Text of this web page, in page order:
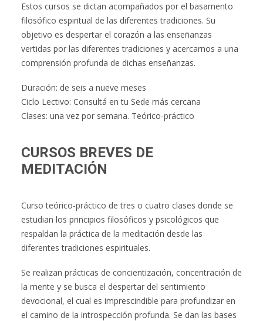
Estos cursos se dictan acompañados por el basamento
filosófico espiritual de las diferentes tradiciones. Su
objetivo es despertar el corazón a las enseñanzas
vertidas por las diferentes tradiciones y acercarnos a una
comprensión profunda de dichas enseñanzas.
Duración: de seis a nueve meses
Ciclo Lectivo: Consultá en tu Sede más cercana
Clases: una vez por semana. Teórico-práctico
CURSOS BREVES DE
MEDITACIÓN
Curso teórico-práctico de tres o cuatro clases donde se
estudian los principios filosóficos y psicológicos que
respaldan la práctica de la meditación desde las
diferentes tradiciones espirituales.
Se realizan prácticas de concientización, concentración de
la mente y se busca el despertar del sentimiento
devocional, el cual es imprescindible para profundizar en
el camino de la introspección profunda. Se dan las bases